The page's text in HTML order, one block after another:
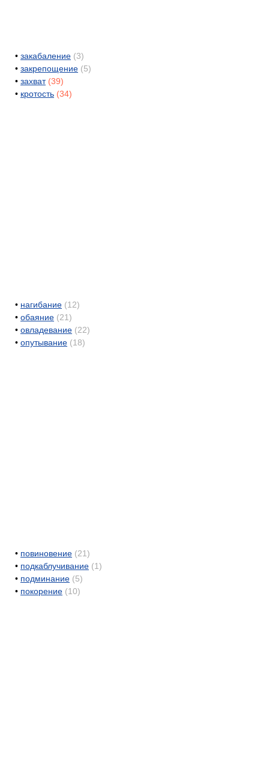
• закабаление (3)
• закрепощение (5)
• захват (39)
• кротость (34)
• нагибание (12)
• обаяние (21)
• овладевание (22)
• опутывание (18)
• повиновение (21)
• подкаблучивание (1)
• подминание (5)
• покорение (10)